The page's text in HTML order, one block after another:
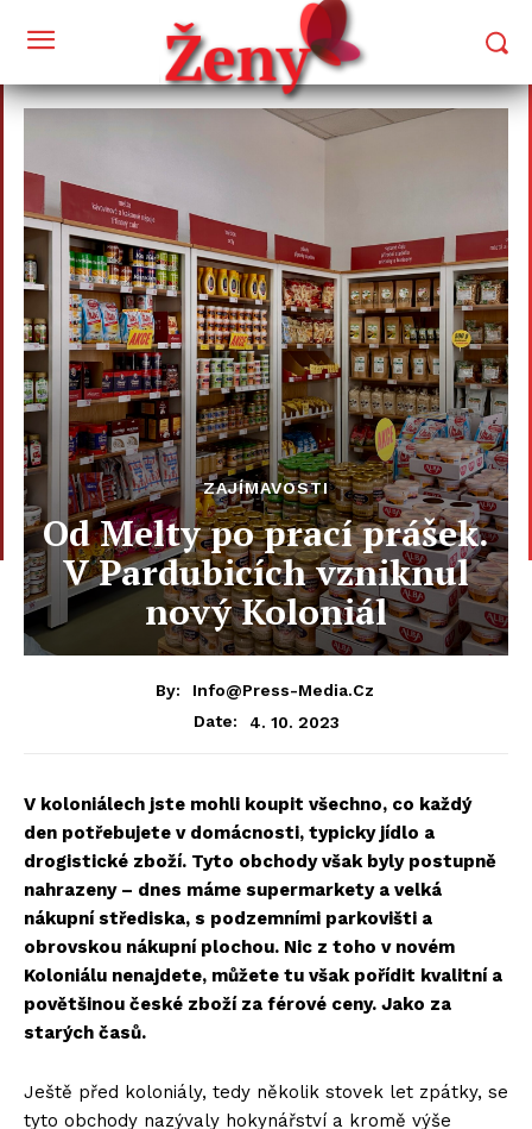
ZAJÍMAVOSTI
Od Melty po prací prášek.
V Pardubicích vzniknul
nový Koloniál
By:
Info@press-Media.cz
Date:
4. 10. 2023
V koloniálech jste mohli koupit všechno, co každý
den potřebujete v domácnosti, typicky jídlo a
drogistické zboží. Tyto obchody však byly postupně
nahrazeny – dnes máme supermarkety a velká
nákupní střediska, s podzemními parkovišti a
obrovskou nákupní plochou. Nic z toho v novém
Koloniálu nenajdete, můžete tu však pořídit kvalitní a
povětšinou české zboží za férové ceny. Jako za
starých časů.
Ještě před koloniály, tedy několik stovek let zpátky, se
tyto obchody nazývaly hokynářství a kromě výše